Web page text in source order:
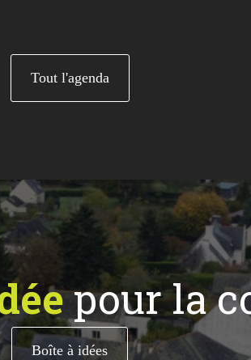
Tout l'agenda
pour la
Boîte à idées